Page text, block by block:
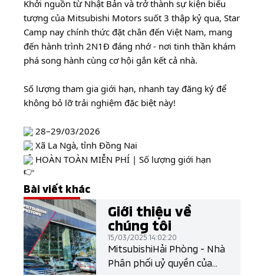
Khởi nguồn từ Nhật Bản và trở thành sự kiện biểu
tượng của Mitsubishi Motors suốt 3 thập kỷ qua, Star
Camp nay chính thức đặt chân đến Việt Nam, mang
đến hành trình 2N1Đ đáng nhớ - nơi tinh thần khám
phá song hành cùng cơ hội gắn kết cả nhà.​
Số lượng tham gia giới hạn, nhanh tay đăng ký để
không bỏ lỡ trải nghiệm đặc biệt này!​
28–29/03/2026​​
Xã La Ngà, tỉnh Đồng Nai ​​
HOÀN TOÀN MIỄN PHÍ | Số lượng giới hạn​
Bài viết khác
Giới thiệu về
chúng tôi
15/03/2025 14:02:20
MitsubishiHải Phòng - Nhà
Phân phối uỷ quyền của